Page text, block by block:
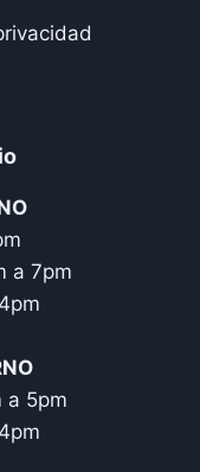
a 7pm
a 5pm